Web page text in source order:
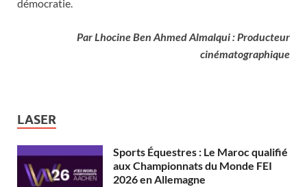
démocratie.
Par Lhocine Ben Ahmed Almalqui : Producteur
cinématographique
LASER
Sports Équestres : Le Maroc qualifié
aux Championnats du Monde FEI
2026 en Allemagne